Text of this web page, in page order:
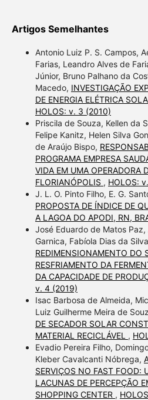
Artigos Semelhantes
Antonio Luiz P. S. Campos,
Farias, Leandro Alves de
Júnior, Bruno Palhano da
Macedo, INVESTIGAÇÃO
DE ENERGIA ELÉTRICA
HOLOS: v. 3 (2010)
Priscila de Souza, Kellen da
Felipe Kanitz, Helen Silva
de Araújo Bispo,
PROGRAMA EMPRESA
VIDA EM UMA OPERADORA
FLORIANÓPOLIS , HOLOS:
J. L. O. Pinto Filho, E. G.
PROPOSTA DE ÍNDICE DE
A LAGOA DO APODI, RN,
José Eduardo de Matos
Garnica, Fabíola Dias da
REDIMENSIONAMENTO DO
RESFRIAMENTO DA
DA CAPACIDADE DE
v. 4 (2019)
Isac Barbosa de Almeida,
Luiz Guilherme Meira de
DE SECADOR SOLAR
MATERIAL RECICLÁVEL ,
Evadio Pereira Filho,
Kleber Cavalcanti Nóbrega,
SERVIÇOS NO FAST FOOD:
LACUNAS DE PERCEPÇÃO
SHOPPING CENTER ,